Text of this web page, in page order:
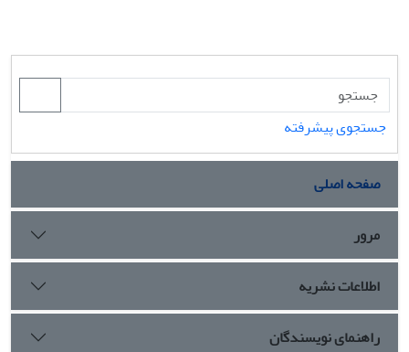
جستجوی پیشرفته
صفحه اصلی
مرور
اطلاعات نشریه
راهنمای نویسندگان